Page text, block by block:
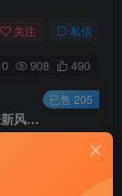
关注 私信
0 908 490
红果漫剧拉新二创剪辑玩法实战课，暑假躺賺新风口，单个新用户佣金7米，日入4位数
已售 205